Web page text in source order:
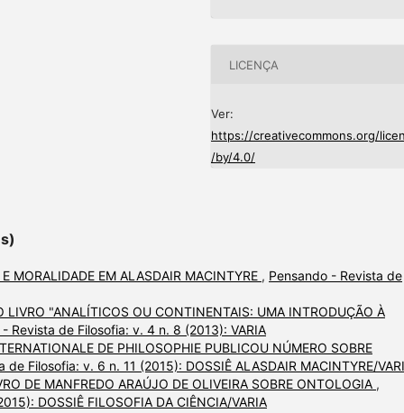
LICENÇA
Ver:
https://creativecommons.org/
/by/4.0/
E MORALIDADE EM ALASDAIR MACINTYRE , Pensando - Revista de
LIVRO "ANALÍTICOS OU CONTINENTAIS: UMA INTRODUÇÃO À
Revista de Filosofia: v. 4 n. 8 (2013): VARIA
DE PHILOSOPHIE PUBLICOU NÚMERO SOBRE
de Filosofia: v. 6 n. 11 (2015): DOSSIÊ ALASDAIR MACINTYRE/
DE MANFREDO ARAÚJO DE OLIVEIRA SOBRE ONTOLOGIA ,
DOSSIÊ FILOSOFIA DA CIÊNCIA/VARIA